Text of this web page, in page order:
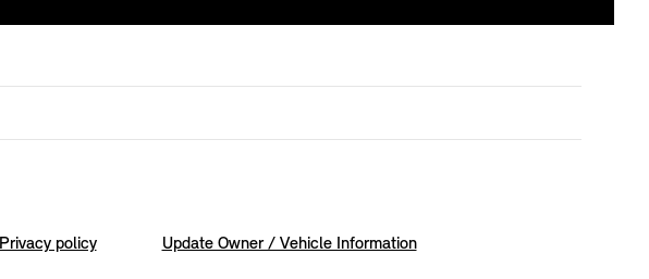
Privacy policy Update Owner / Vehicle Information